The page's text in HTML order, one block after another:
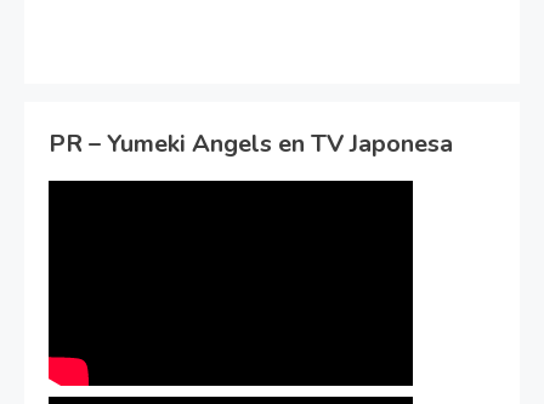
PR – Yumeki Angels en TV Japonesa